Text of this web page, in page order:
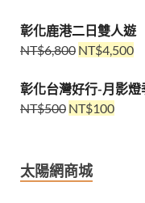
彰化鹿港二日雙人遊
NT$6,800 NT$4,500
彰化台灣好行-月影燈
NT$500 NT$100
太陽網商城